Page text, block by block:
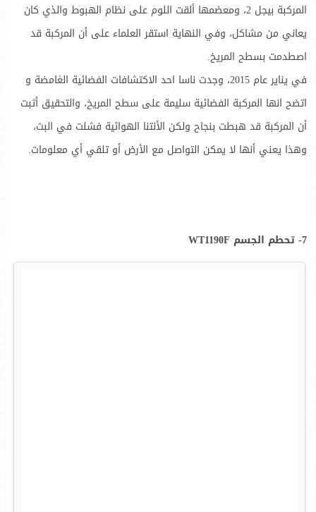
المركبة بيجل 2، ومعضمها ألقت اللوم على نظام الهبوط والذي كان
يعاني من مشاكل، وفي النهاية استقر العلماء على أن المركبة قد
اصطدمت بسطح المريخ.
في يناير عام 2015، وجدت ناسا احد الاكتشافات الفضائية الغامضة و
اتضح انها المركبة الفضائية سليمة على سطح المريخ، والتحقيق أثبت
أن المركبة قد هبطت بنجاح ولكن الأنتنا الهوائية فشلت في البث،
وهذا يعني أنها لا يمكن التواصل مع الأرض أو تلقي أي معلومات.
7- تحطم الجسم WT1190F